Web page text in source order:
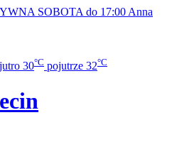
SOBOTA do 17:00 Anna
jutro 30°C pojutrze 32°C